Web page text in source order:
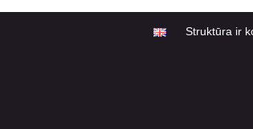
Struktūra ir